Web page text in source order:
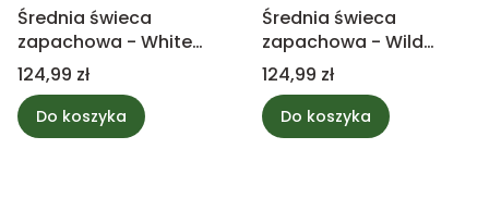
Średnia świeca
zapachowa - White
Gardenia - Yankee
Candle
Cena
124,99 zł
Do koszyka
Średnia świeca
zapachowa - Wild
Orchid - Yankee
Candle
Cena
124,99 zł
Do koszyka